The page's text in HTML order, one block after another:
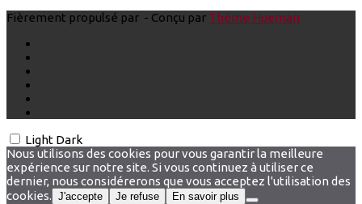
Fièrement propulsé par - Conçu par Thème Hueman
Light Dark
Nous utilisons des cookies pour vous garantir la meilleure
expérience sur notre site. Si vous continuez à utiliser ce
dernier, nous considérerons que vous acceptez l'utilisation des
cookies. J'accepte Je refuse En savoir plus